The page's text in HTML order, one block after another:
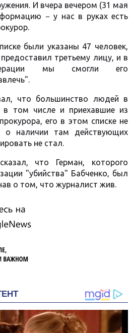
И вчера вечером (31 мая
− у нас в руках есть
были указаны 47 человек,
третьему лицу, и в
мы смогли его
что большинство людей в
в том числе и приехавшие из
его в этом списке не
наличии там действующих
не стал.
что Герман, которого
"убийства" Бабченко, был
о том, что журналист жив.